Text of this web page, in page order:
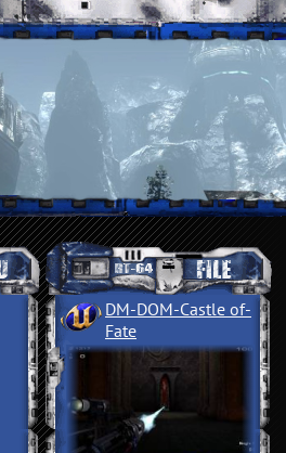
DM-DOM-Castle of­
Fate